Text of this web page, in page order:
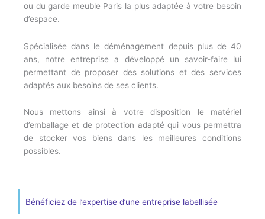
ou du garde meuble Paris la plus adaptée à votre besoin
d’espace.
Spécialisée dans le déménagement depuis plus de 40
ans, notre entreprise a développé un savoir-faire lui
permettant de proposer des solutions et des services
adaptés aux besoins de ses clients.
Nous mettons ainsi à votre disposition le matériel
d’emballage et de protection adapté qui vous permettra
de stocker vos biens dans les meilleures conditions
possibles.
Bénéficiez de l’expertise d’une entreprise labellisée